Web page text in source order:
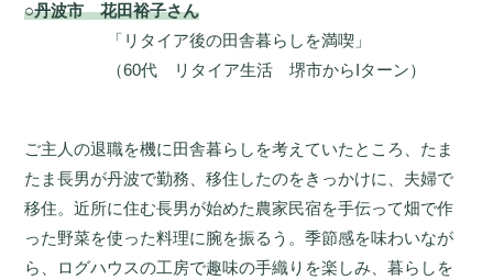
○丹波市 花田裕子さん
「リタイア後の田舎暮らしを満喫」
（60代 リタイア生活 堺市からIターン）
ご主人の退職を機に田舎暮らしを考えていたところ、たま
たま長男が丹波で勤務、移住したのをきっかけに、夫婦で
移住。近所に住む長男が始めた農家民宿を手伝って畑で作
った野菜を使った料理に腕を振るう。季節感を味わいなが
ら、ログハウスの工房で趣味の手織りを楽しみ、暮らしを